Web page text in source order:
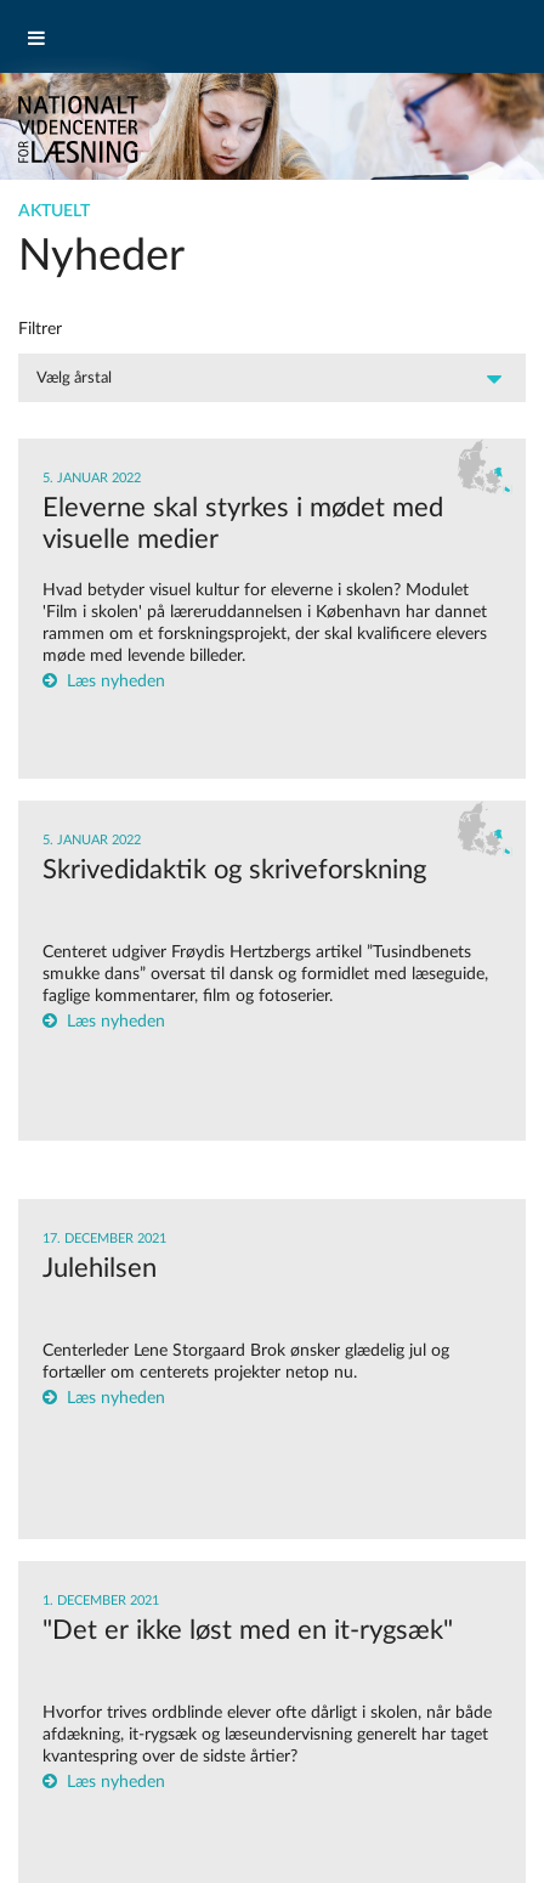
AKTUELT
Nyheder
Filtrer
5. JANUAR 2022
Eleverne skal styrkes i mødet med
visuelle medier
Hvad betyder visuel kultur for eleverne i skolen? Modulet
'Film i skolen' på læreruddannelsen i København har dannet
rammen om et forskningsprojekt, der skal kvalificere elevers
møde med levende billeder.
Læs nyheden
5. JANUAR 2022
Skrivedidaktik og skriveforskning
Centeret udgiver Frøydis Hertzbergs artikel ”Tusindbenets
smukke dans” oversat til dansk og formidlet med læseguide,
faglige kommentarer, film og fotoserier.
Læs nyheden
17. DECEMBER 2021
Julehilsen
Centerleder Lene Storgaard Brok ønsker glædelig jul og
fortæller om centerets projekter netop nu.
Læs nyheden
1. DECEMBER 2021
"Det er ikke løst med en it-rygsæk"
Hvorfor trives ordblinde elever ofte dårligt i skolen, når både
afdækning, it-rygsæk og læseundervisning generelt har taget
kvantespring over de sidste årtier?
Læs nyheden